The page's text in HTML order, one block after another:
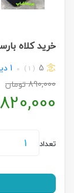
خرید کلاه
5
( 1 )
1
890,000تومان
820,000
تعداد